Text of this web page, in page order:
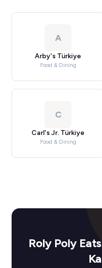
A
Arby's Türkiye
Food & Dining
C
Carl's Jr. Türkiye
Food & Dining
Roly Poly